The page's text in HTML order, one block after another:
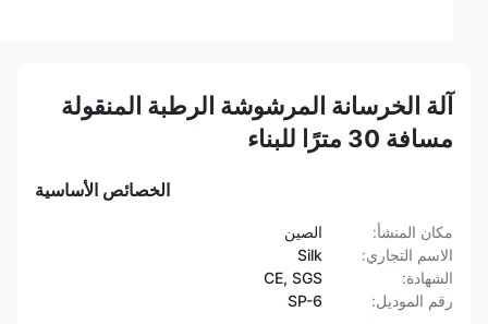
آلة الخرسانة المرشوشة الرطبة المنقولة
مسافة 30 مترًا للبناء
الخصائص الأساسية
مكان المنشأ:
الصين
الاسم التجاري:
الشهادة:
CE, SGS
رقم الموديل: